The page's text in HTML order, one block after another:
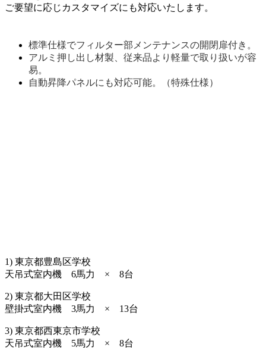
ご要望に応じカスタマイズにも対応いたします。
標準仕様でフィルター部メンテナンスの開閉扉付き。
アルミ押し出し材製、従来品より軽量で取り扱いが容
易。
自動昇降パネルにも対応可能。（特殊仕様）
1) 東京都豊島区学校
天吊式室内機 6馬力 × 8台
2) 東京都大田区学校
壁掛式室内機 3馬力 × 13台
3) 東京都西東京市学校
天吊式室内機 5馬力 × 8台